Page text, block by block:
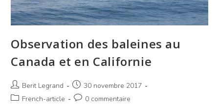
Observation des baleines au
Canada et en Californie
Berit Legrand
30 novembre 2017
French-article
0 commentaire